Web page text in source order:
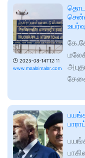
🕑 2025-08-14T12:11
www.maalaimalar.com
உயர்வு